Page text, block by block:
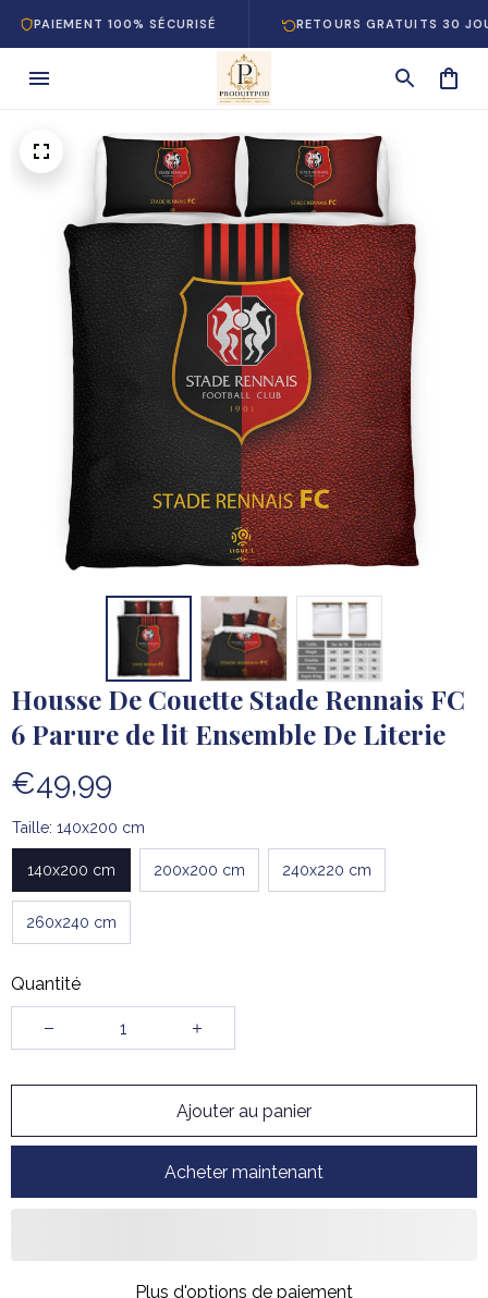
100% SÉCURISÉ RETOURS GRATUITS 30 JOURS
Housse De Couette Stade Rennais FC
6 Parure de lit Ensemble De Literie
€49,99
Taille: 140x200 cm
140x200 cm 200x200 cm 240x220 cm
260x240 cm
Quantité
Ajouter au panier
Acheter maintenant